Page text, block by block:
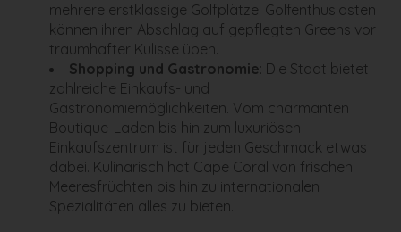
mehrere erstklassige Golfplätze. Golfenthusiasten
können ihren Abschlag auf gepflegten Greens vor
traumhafter Kulisse üben.
Shopping und Gastronomie: Die Stadt bietet
zahlreiche Einkaufs- und
Gastronomiemöglichkeiten. Vom charmanten
Boutique-Laden bis hin zum luxuriösen
Einkaufszentrum ist für jeden Geschmack etwas
dabei. Kulinarisch hat Cape Coral von frischen
Meeresfrüchten bis hin zu internationalen
Spezialitäten alles zu bieten.